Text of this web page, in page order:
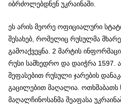
იბრძოლებდნენ უკრაინაში.
ეს არის მეორე ოფიციალური
შესახებ, რომელიც რუსულმა
გამოაქვეყნა. 2 მარტის
რუსი სამხედრო და დაიჭრა 1597.
შეფასებით რუსული ჯარების
გაცილებით მაღალია. ოთხშაბათს
მაღალჩინოსანმა შეაფასა